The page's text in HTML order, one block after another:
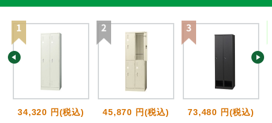
34,320 円(税込) 45,870 円(税込) 73,480 円(税込)